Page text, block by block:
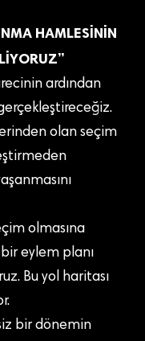
HAMLESİNİN
ardından
olan seçim
olmasına
eylem planı
Bu yol haritası
bir dönemin